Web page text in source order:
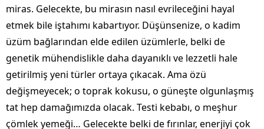
miras. Gelecekte, bu mirasın nasıl evrileceğini hayal
etmek bile iştahımı kabartıyor. Düşünsenize, o kadim
üzüm bağlarından elde edilen üzümlerle, belki de
genetik mühendislikle daha dayanıklı ve lezzetli hale
getirilmiş yeni türler ortaya çıkacak. Ama özü
değişmeyecek; o toprak kokusu, o güneşte olgunlaşmış
tat hep damağımızda olacak. Testi kebabı, o meşhur
çömlek yemeği… Gelecekte belki de fırınlar, enerjiyi çok